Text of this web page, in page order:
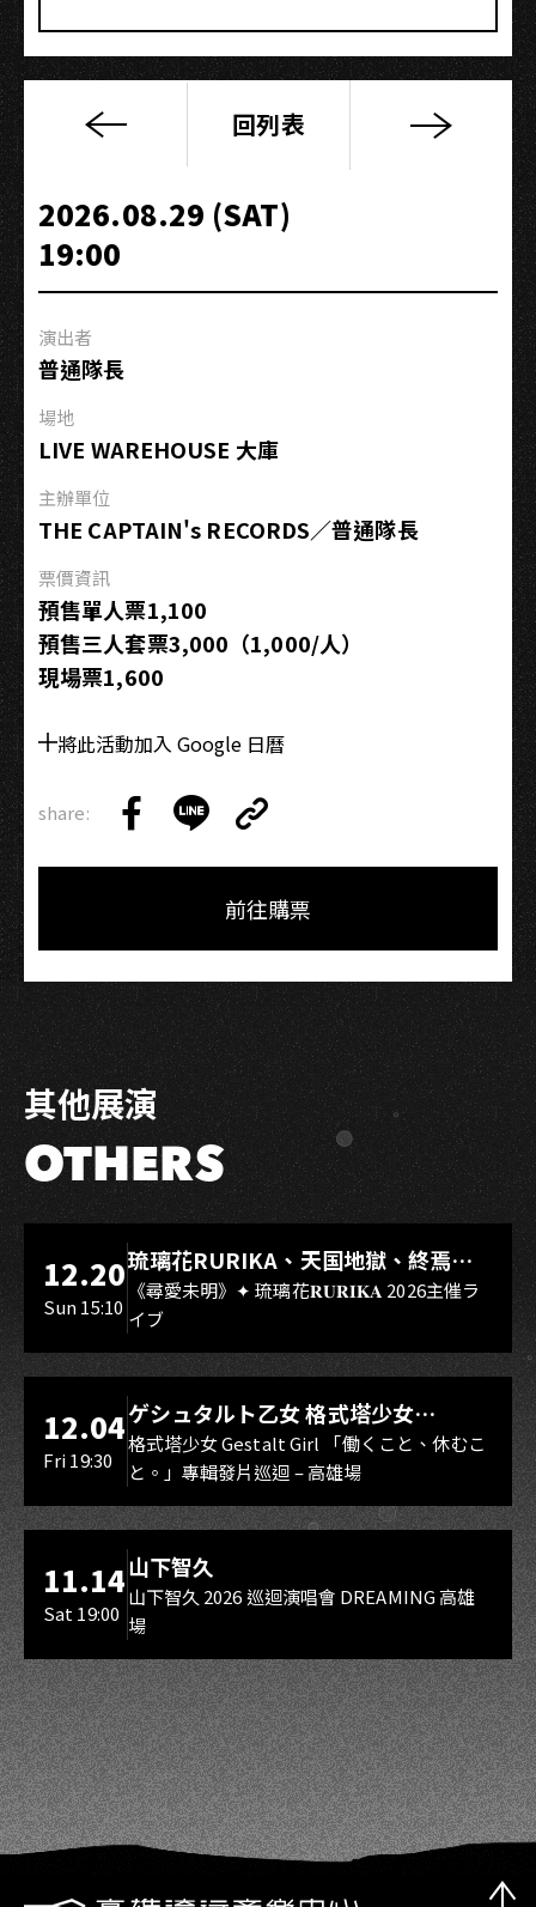
小
樂
團
《歡
到
麻
雀
樂
園》
週
年
專
場
回列表
2026.08.29 (SAT)
19:00
演出者
普通隊長
場地
LIVE WAREHOUSE 大庫
主辦單位
THE CAPTAIN's RECORDS／普通隊長
票價資訊
預售單人票1,100
預售三人套票3,000（1,000/人）
現場票1,600
將此活動加入 Google 日曆
share:
on
on
Link
Copy
前往購票
其他展演
OTHERS
LIVE WAREHOUSE 小庫
12.20
Sun 15:10
琉璃花RURIKA、天国地獄、終焉
Rebirth、DUALIA、無我夢中、花奏
スマイル（O.A.）
《尋愛未明》✦ 琉璃花𝐑𝐔𝐑𝐈𝐊𝐀 2026主催ラ
イブ
LIVE WAREHOUSE 小庫
12.04
Fri 19:30
ゲシュタルト乙女 格式塔少女
Gestalt Girl
格式塔少女 Gestalt Girl 「働くこと、休むこ
と。」專輯發片巡迴 – 高雄場
11.14
Sat 19:00
山下智久
山下智久 2026 巡迴演唱會 DREAMING 高雄
場